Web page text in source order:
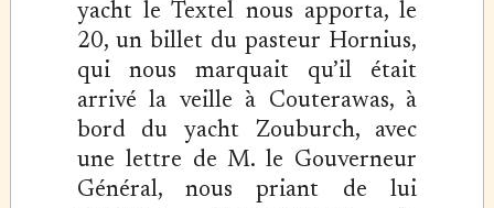
yacht le Textel nous apporta, le
20, un billet du pasteur Hornius,
qui nous marquait qu’il était
arrivé la veille à Couterawas, à
bord du yacht Zouburch, avec
une lettre de M. le Gouverneur
Général, nous priant de lui